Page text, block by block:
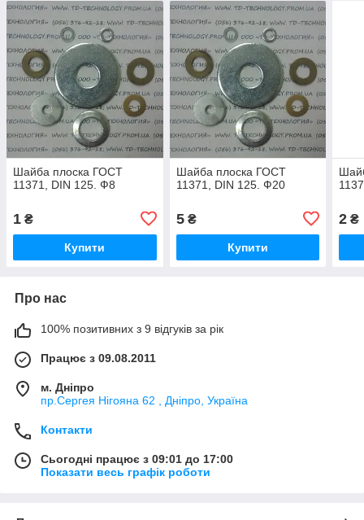
Шайба плоска ГОСТ
11371, DIN 125. Ф8
1 ₴
Купити
Шайба плоска ГОСТ
11371, DIN 125. Ф20
5₴
Купити
2 ₴
Про нас
100% позитивних з 9 відгуків за рік
Працює з 09.08.2011
м. Дніпро
пр.Сергея Нігояна 62 , Дніпро, Україна
Контакти
Сьогодні працює з 09:01 до 17:00
Показати весь графік роботи